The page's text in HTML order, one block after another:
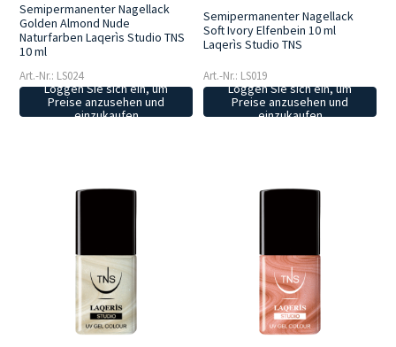
Semipermanenter Nagellack
Golden Almond Nude
Naturfarben Laqerìs Studio TNS
10 ml
Art.-Nr.: LS024
Loggen Sie sich ein, um
Preise anzusehen und
einzukaufen
Semipermanenter Nagellack
Soft Ivory Elfenbein 10 ml
Laqerìs Studio TNS
Art.-Nr.: LS019
Loggen Sie sich ein, um
Preise anzusehen und
einzukaufen